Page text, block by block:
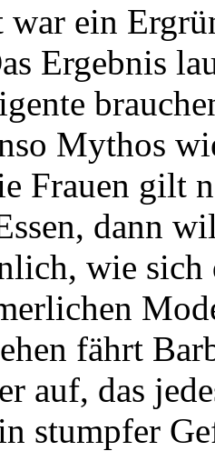
ein
Ergebnis
Mythos
Frauen gilt
dann
wie
fährt
auf, das
stumpfer